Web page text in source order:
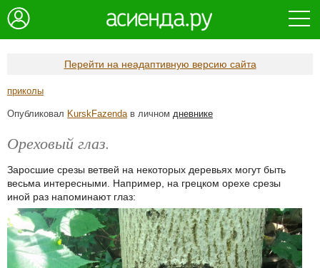
Перейти на неадаптивную версию сайта
приколы
Опубликовал KurskFazendaв личном дневнике
Ореховый глаз.
Заросшие срезы ветвей на некоторых деревьях могут быть
весьма интересными. Например, на грецком орехе срезы
иной раз напоминают глаз: